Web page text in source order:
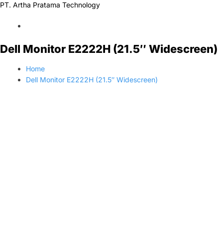
PT. Artha Pratama Technology
Dell Monitor E2222H (21.5″ Widescreen)
Home
Dell Monitor E2222H (21.5″ Widescreen)